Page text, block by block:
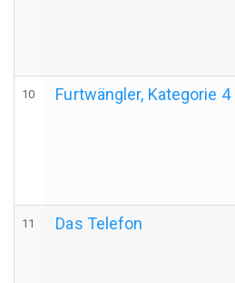
10 Furtwängler, Kategorie 4
11 Das Telefon